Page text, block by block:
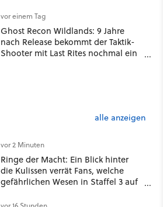
vor einem Tag
Ghost Recon Wildlands: 9 Jahre
nach Release bekommt der Taktik-
Shooter mit Last Rites nochmal ein
alle anzeigen
vor 2 Minuten
Ringe der Macht: Ein Blick hinter
die Kulissen verrät Fans, welche
gefährlichen Wesen in Staffel 3 auf